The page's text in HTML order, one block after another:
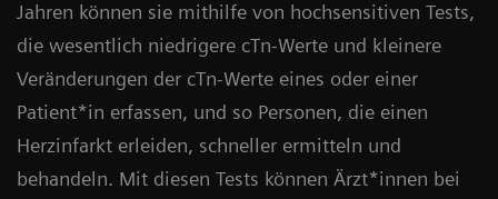
Jahren können sie mithilfe von hochsensitiven Tests,
die wesentlich niedrigere cTn-Werte und kleinere
Veränderungen der cTn-Werte eines oder einer
Patient*in erfassen, und so Personen, die einen
Herzinfarkt erleiden, schneller ermitteln und
behandeln. Mit diesen Tests können Ärzt*innen bei